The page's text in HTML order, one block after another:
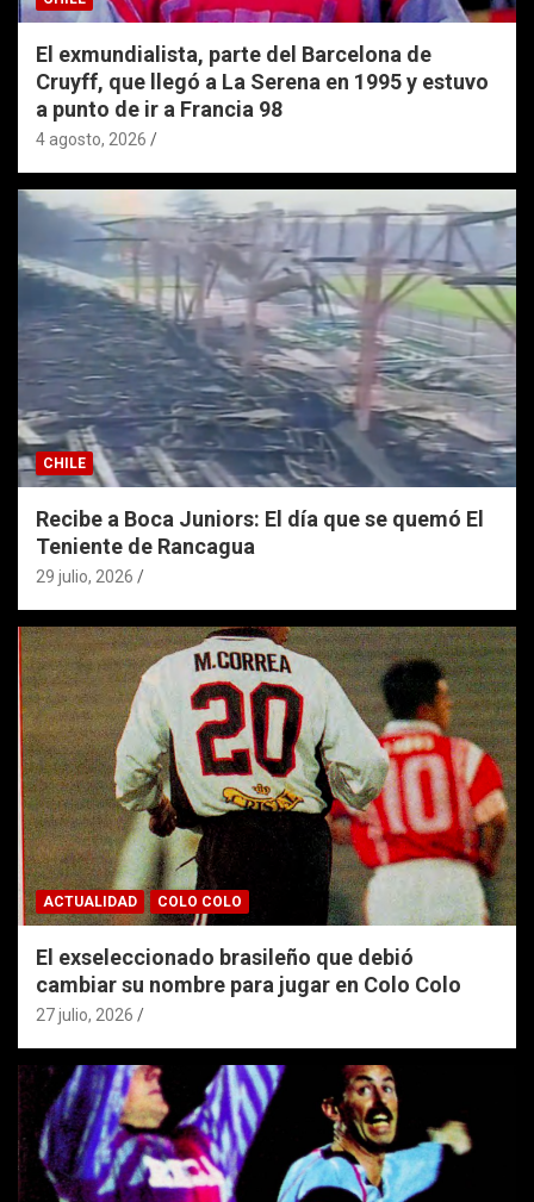
El exmundialista, parte del Barcelona de
Cruyff, que llegó a La Serena en 1995 y estuvo
a punto de ir a Francia 98
4 agosto, 2026
CHILE
Recibe a Boca Juniors: El día que se quemó El
Teniente de Rancagua
29 julio, 2026
ACTUALIDAD COLO COLO
El exseleccionado brasileño que debió
cambiar su nombre para jugar en Colo Colo
27 julio, 2026